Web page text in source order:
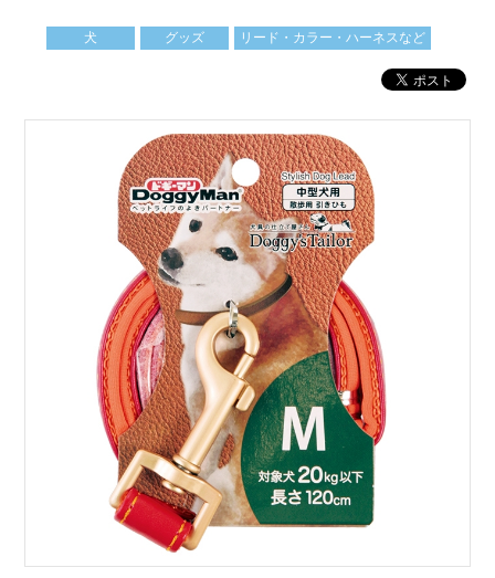
犬 グッズ リード・カラー・ハーネスなど